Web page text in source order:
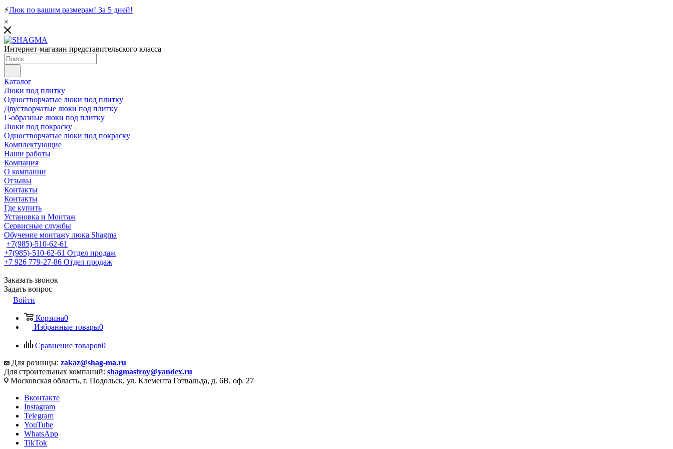
⚡Люк по вашим размерам! За 5 дней!
×
Интернет-магазин представительского класса
Каталог
Люки под плитку
Одностворчатые люки под плитку
Двустворчатые люки под плитку
Г-образные люки под плитку
Люки под покраску
Одностворчатые люки под покраску
Комплектующие
Наши работы
Компания
О компании
Отзывы
Контакты
Контакты
Где купить
Установка и Монтаж
Сервисные службы
Обучение монтажу люка Shagma
+7(985)-510-62-61
+7(985)-510-62-61 Отдел продаж
‪+7 926 779-27-86‬ Отдел продаж
Заказать звонок
Задать вопрос
Войти
Корзина0
Избранные товары0
Сравнение товаров0
Для розницы: zakaz@shag-ma.ru
Для строительных компаний: shagmastroy@yandex.ru
Московская область, г. Подольск, ул. Клемента Готвальда, д. 6В, оф. 27
Вконтакте
Instagram
Telegram
YouTube
WhatsApp
TikTok